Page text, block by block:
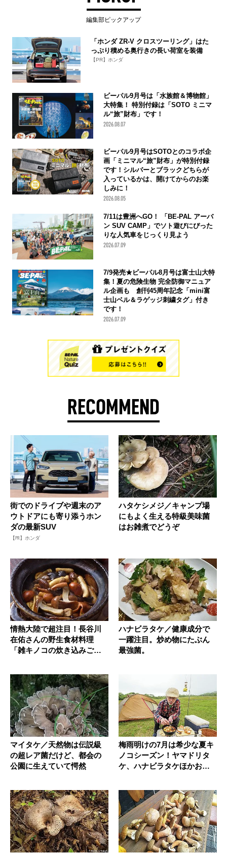
編集部ピックアップ
「ホンダ ZR-V クロスツーリング」はた
っぷり積める奥行きの長い荷室を装備
【PR】ホンダ
ビーパル9月号は「水族館＆博物館」
大特集！ 特別付録は「SOTO ミニマ
ル“旅”財布」です！
2026.08.07
ビーパル9月号はSOTOとのコラボ企
画「ミニマル“旅”財布」が特別付録
です！シルバーとブラックどちらが
入っているかは、開けてからのお楽
しみに！
2026.08.05
7/11は豊洲へGO！ 「BE-PAL アーバ
ン SUV CAMP」でソト遊びにぴった
りな人気車をじっくり見よう
2026.07.09
7/9発売★ビーパル8月号は富士山大特
集！夏の危険生物 完全防御マニュア
ル企画も 創刊45周年記念「mini富
士山ベル＆ラゲッジ刺繍タグ」付き
です！
2026.07.09
RECOMMEND
街でのドライブや週末のア
ウトドアにも寄り添うホン
ダの最新SUV
【PR】ホンダ
ハタケシメジ／キャンプ場
にもよく生える特級美味菌
はお雑煮でどうぞ
情熱大陸で超注目！長谷川
在佑さんの野生食材料理
「雑キノコの炊き込みご
ハナビラタケ／健康成分で
一躍注目。炒め物にたぶん
最強菌。
マイタケ／天然物は伝説級
の超レア菌だけど、都会の
公園に生えていて愕然
梅雨明けの7月は希少な夏キ
ノコシーズン！ヤマドリタ
ケ、ハナビラタケほかおす